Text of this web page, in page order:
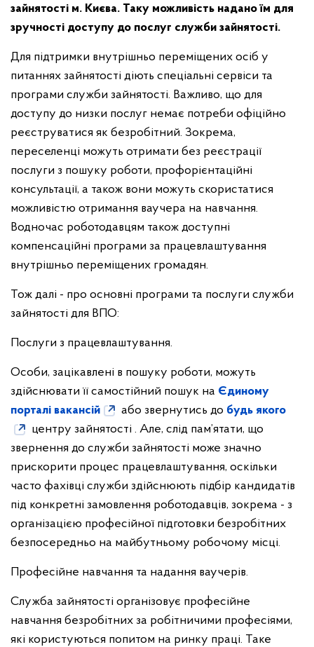
зайнятості м. Києва. Таку можливість надано їм для
зручності доступу до послуг служби зайнятості.
Для підтримки внутрішньо переміщених осіб у
питаннях зайнятості діють спеціальні сервіси та
програми служби зайнятості. Важливо, що для
доступу до низки послуг немає потреби офіційно
реєструватися як безробітний. Зокрема,
переселенці можуть отримати без реєстрації
послуги з пошуку роботи, профорієнтаційні
консультації, а також вони можуть скористатися
можливістю отримання ваучера на навчання.
Водночас роботодавцям також доступні
компенсаційні програми за працевлаштування
внутрішньо переміщених громадян.
Тож далі - про основні програми та послуги служби
зайнятості для ВПО:
Послуги з працевлаштування.
Особи, зацікавлені в пошуку роботи, можуть
здійснювати її самостійний пошук на Єдиному
порталі вакансій
або звернутись до будь якого
центру зайнятості . Але, слід пам’ятати, що
звернення до служби зайнятості може значно
прискорити процес працевлаштування, оскільки
часто фахівці служби здійснюють підбір кандидатів
під конкретні замовлення роботодавців, зокрема - з
організацією професійної підготовки безробітних
безпосередньо на майбутньому робочому місці.
Професійне навчання та надання ваучерів.
Служба зайнятості організовує професійне
навчання безробітних за робітничими професіями,
які користуються попитом на ринку праці. Таке